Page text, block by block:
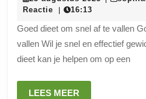
Reactie
| 16:13
Goed dieet om snel af te vallen
vallen Wil je snel en effectief
dieet kan je helpen om op een
LEES MEER